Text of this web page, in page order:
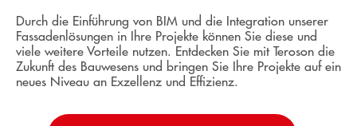
Durch die Einführung von BIM und die Integration unserer
Fassadenlösungen in Ihre Projekte können Sie diese und
viele weitere Vorteile nutzen. Entdecken Sie mit Teroson die
Zukunft des Bauwesens und bringen Sie Ihre Projekte auf ein
neues Niveau an Exzellenz und Effizienz.